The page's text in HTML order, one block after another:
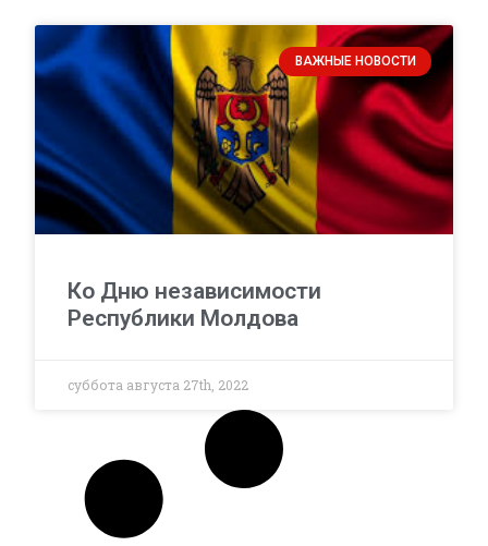
ВАЖНЫЕ НОВОСТИ
Ко Дню независимости
Республики Молдова
суббота августа 27th, 2022